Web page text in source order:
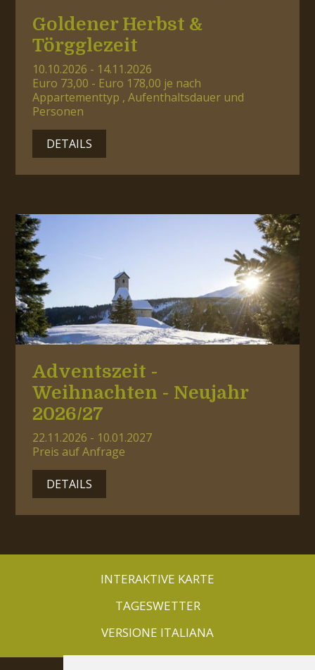
Goldener Herbst &
Törgglezeit
10.10.2026 - 14.11.2026
Euro 73,00 - Euro 178,00 je nach
Appartementtyp , Aufenthaltsdauer und
Personen
DETAILS
Adventszeit -
Weihnachten - Neujahr
2026/27
22.11.2026 - 10.01.2027
Preis auf Anfrage
DETAILS
INTERAKTIVE KARTE
TAGESWETTER
VERSIONE ITALIANA